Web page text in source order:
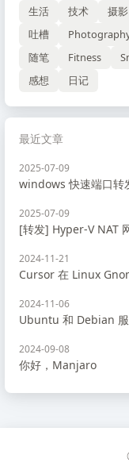
生活 技术 摄影
吐槽
随笔
Fitness
感想
日记
最近文章
2025-07-09
windows 快速端口转
2025-07-09
[转发] Hyper-V NAT
2024-11-21
Cursor 在 Linux
2024-11-06
Ubuntu 和 Debian
2024-09-08
你好，Manjaro